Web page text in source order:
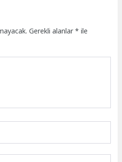
Gerekli alanlar* ile